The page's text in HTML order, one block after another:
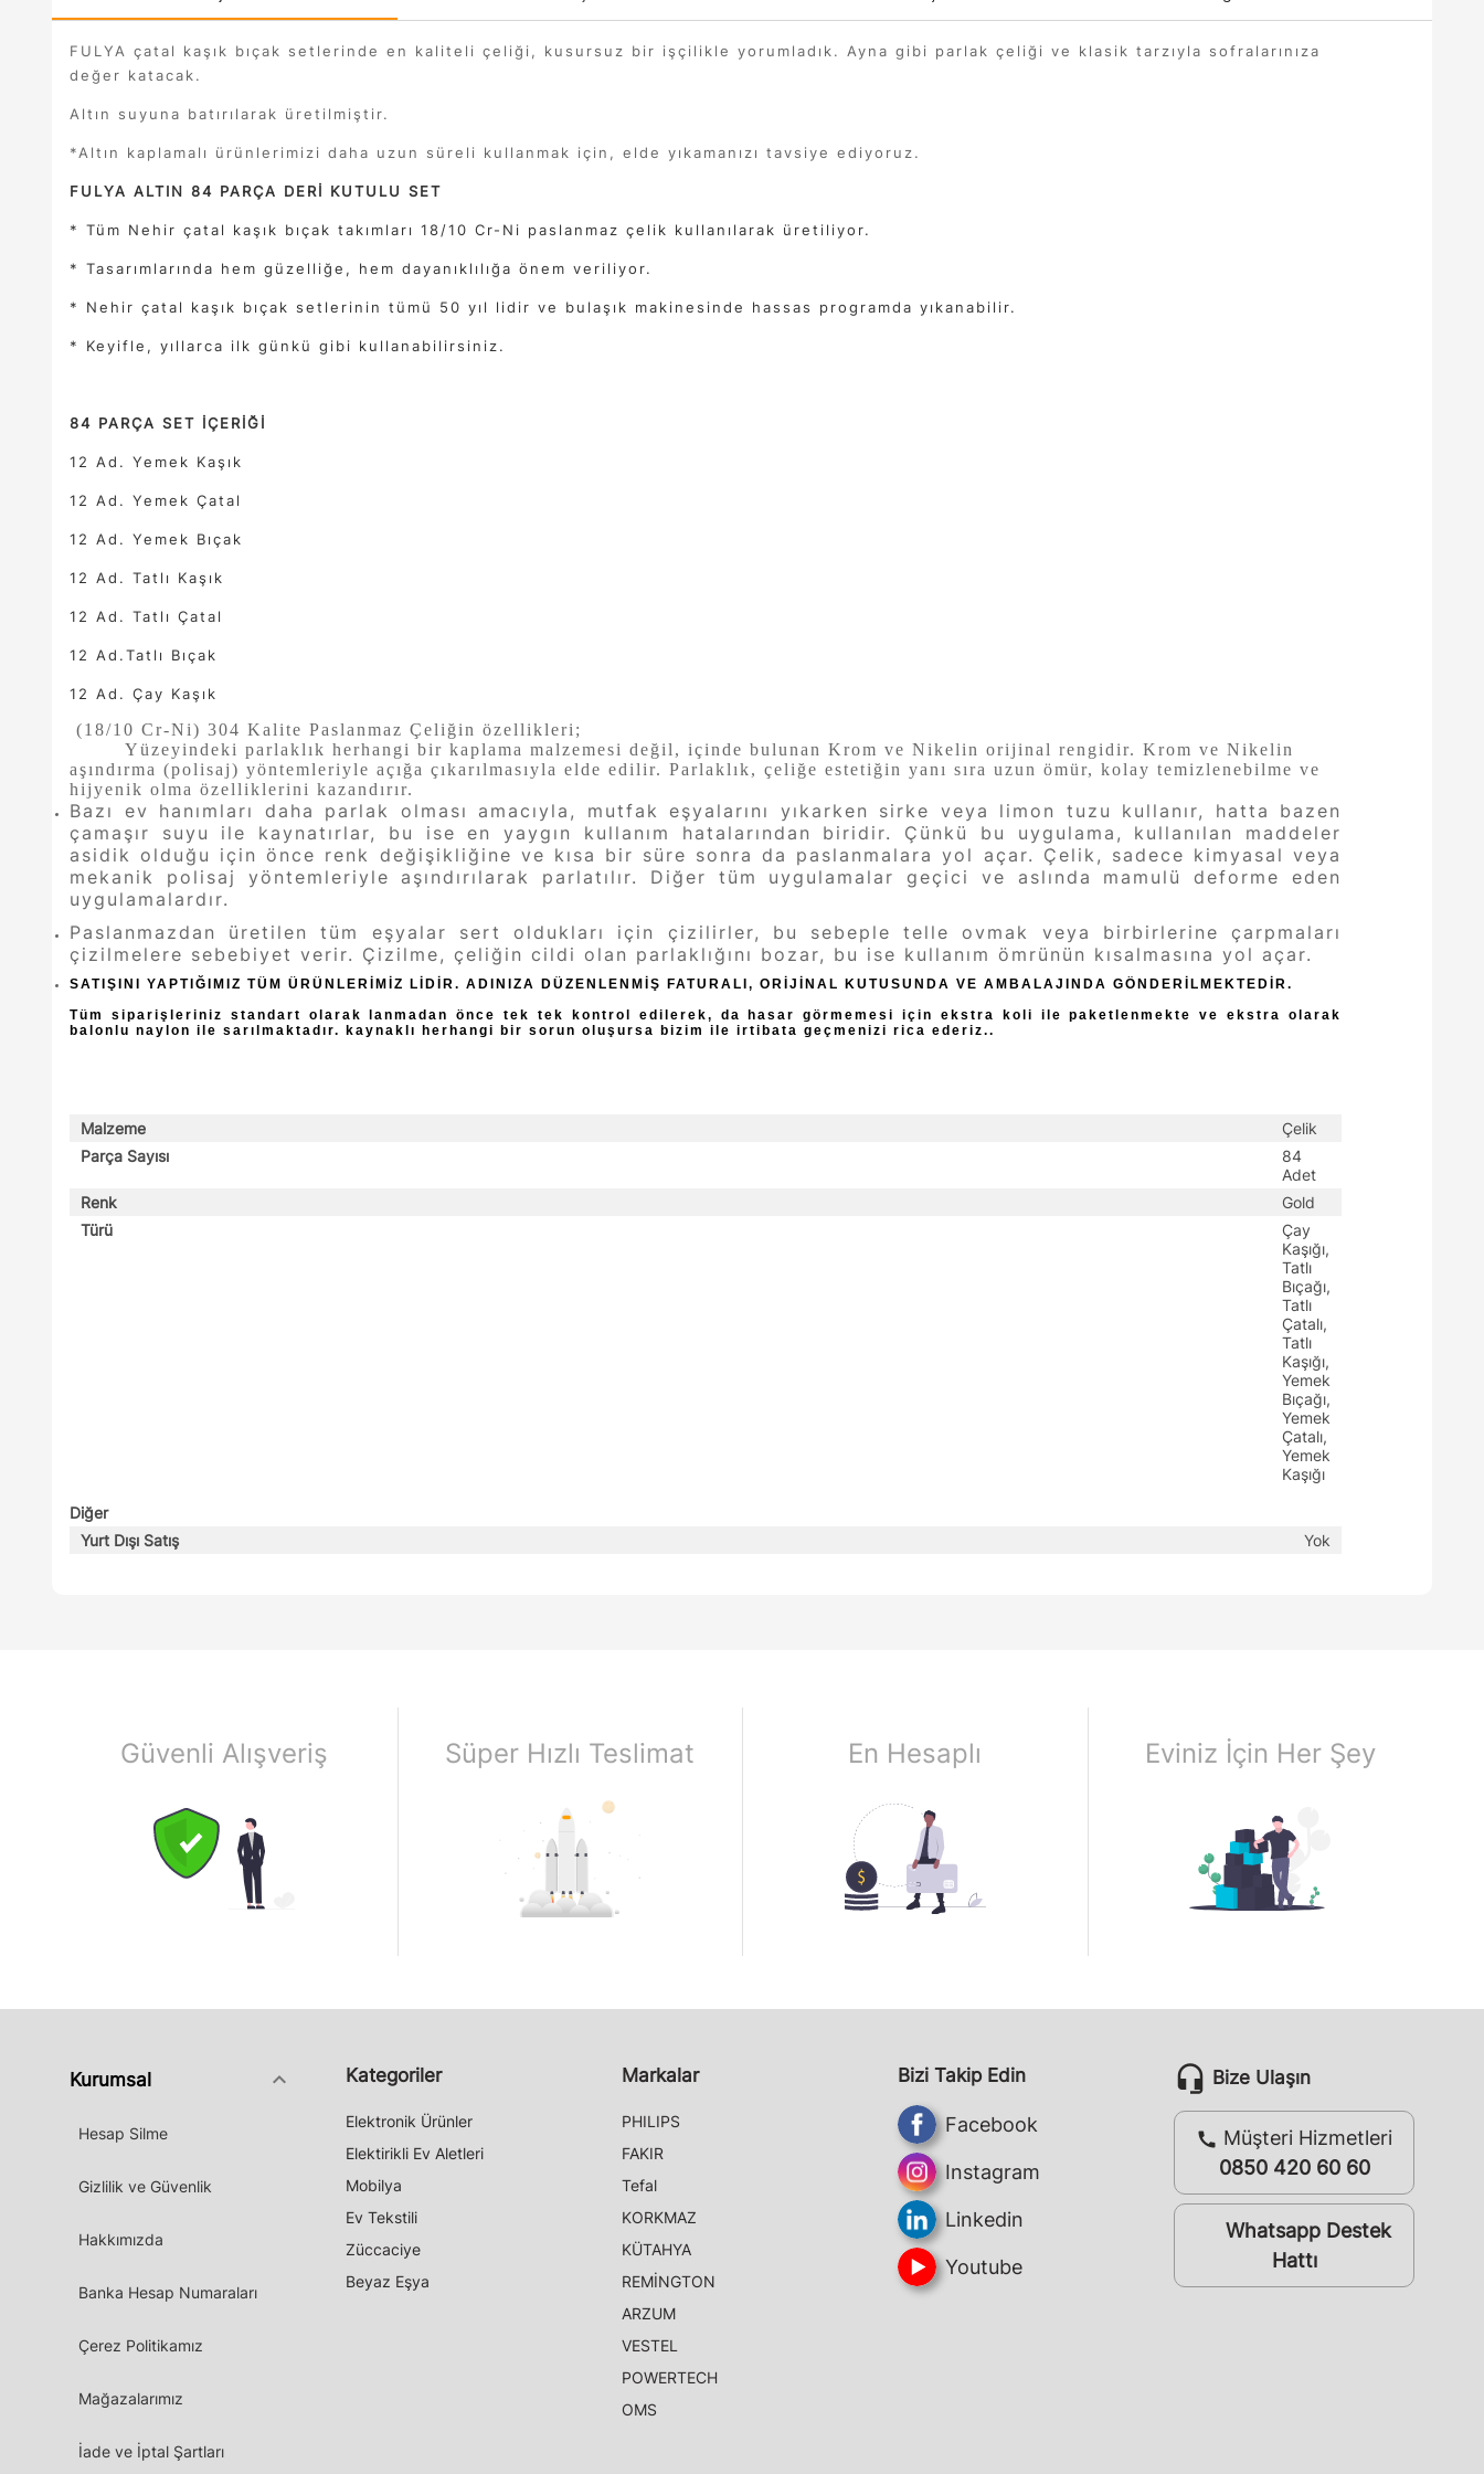
FULYA çatal kaşık bıçak setlerinde en kaliteli çeliği, kusursuz bir işçilikle yorumladık. Ayna gibi parlak çeliği ve klasik tarzıyla sofralarınıza
değer katacak.
Altın suyuna batırılarak üretilmiştir.
*Altın kaplamalı ürünlerimizi daha uzun süreli kullanmak için, elde yıkamanızı tavsiye ediyoruz.
FULYA ALTIN 84 PARÇA DERİ KUTULU SET
* Tüm Nehir çatal kaşık bıçak takımları 18/10 Cr-Ni paslanmaz çelik kullanılarak üretiliyor.
* Tasarımlarında hem güzelliğe, hem dayanıklılığa önem veriliyor.
* Nehir çatal kaşık bıçak setlerinin tümü 50 yıl lidir ve bulaşık makinesinde hassas programda yıkanabilir.
* Keyifle, yıllarca ilk günkü gibi kullanabilirsiniz.
84 PARÇA SET İÇERİĞİ
12 Ad. Yemek Kaşık
12 Ad. Yemek Çatal
12 Ad. Yemek Bıçak
12 Ad. Tatlı Kaşık
12 Ad. Tatlı Çatal
12 Ad.Tatlı Bıçak
12 Ad. Çay Kaşık
(18/10 Cr-Ni) 304 Kalite Paslanmaz Çeliğin özellikleri;
Yüzeyindeki parlaklık herhangi bir kaplama malzemesi değil, içinde bulunan Krom ve Nikelin orijinal rengidir. Krom ve Nikelin
aşındırma (polisaj) yöntemleriyle açığa çıkarılmasıyla elde edilir. Parlaklık, çeliğe estetiğin yanı sıra uzun ömür, kolay temizlenebilme ve
hijyenik olma özelliklerini kazandırır.
Bazı ev hanımları daha parlak olması amacıyla, mutfak eşyalarını yıkarken sirke veya limon tuzu kullanır, hatta bazen
çamaşır suyu ile kaynatırlar, bu ise en yaygın kullanım hatalarından biridir. Çünkü bu uygulama, kullanılan maddeler
asidik olduğu için önce renk değişikliğine ve kısa bir süre sonra da paslanmalara yol açar. Çelik, sadece kimyasal veya
mekanik polisaj yöntemleriyle aşındırılarak parlatılır. Diğer tüm uygulamalar geçici ve aslında mamulü deforme eden
uygulamalardır.
Paslanmazdan üretilen tüm eşyalar sert oldukları için çizilirler, bu sebeple telle ovmak veya birbirlerine çarpmaları
çizilmelere sebebiyet verir. Çizilme, çeliğin cildi olan parlaklığını bozar, bu ise kullanım ömrünün kısalmasına yol açar.
SATIŞINI YAPTIĞIMIZ TÜM ÜRÜNLERİMİZ LİDİR. ADINIZA DÜZENLENMİŞ FATURALI, ORİJİNAL KUTUSUNDA VE AMBALAJINDA GÖNDERİLMEKTEDİR.
Tüm siparişleriniz standart olarak lanmadan önce tek tek kontrol edilerek, da hasar görmemesi için ekstra koli ile paketlenmekte ve ekstra olarak
balonlu naylon ile sarılmaktadır. kaynaklı herhangi bir sorun oluşursa bizim ile irtibata geçmenizi rica ederiz..
Malzeme
Çelik
Parça Sayısı
84
Adet
Renk
Gold
Türü
Çay
Kaşığı,
Tatlı
Bıçağı,
Tatlı
Çatalı,
Tatlı
Kaşığı,
Yemek
Bıçağı,
Yemek
Çatalı,
Yemek
Kaşığı
Diğer
Yurt Dışı Satış
Yok
Güvenli Alışveriş Süper Hızlı Teslimat En Hesaplı Eviniz İçin Her Şey
Kurumsal keyboard_arrow_down
Hesap Silme
Gizlilik ve Güvenlik
Hakkımızda
Banka Hesap Numaraları
Çerez Politikamız
Mağazalarımız
İade ve İptal Şartları
Kategoriler
Elektronik Ürünler
Elektirikli Ev Aletleri
Mobilya
Ev Tekstili
Züccaciye
Beyaz Eşya
Markalar
PHILIPS
FAKIR
Tefal
KORKMAZ
KÜTAHYA
REMİNGTON
ARZUM
VESTEL
POWERTECH
OMS
Bizi Takip Edin
Facebook
Instagram
Linkedin
Youtube
headset_mic Bize Ulaşın
call Müşteri Hizmetleri
0850 420 60 60
whatsappWhatsapp Destek
Hattı